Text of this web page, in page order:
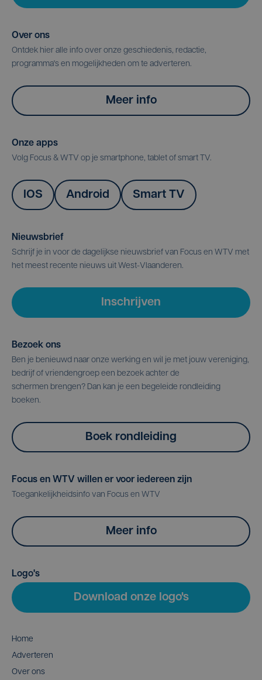
Over ons
Ontdek hier alle info over onze geschiedenis, redactie,
programma's en mogelijkheden om te adverteren.
Meer info
Onze apps
Volg Focus & WTV op je smartphone, tablet of smart TV.
IOS Android Smart TV
Nieuwsbrief
Schrijf je in voor de dagelijkse nieuwsbrief van Focus en WTV met
het meest recente nieuws uit West-Vlaanderen.
Inschrijven
Bezoek ons
Ben je benieuwd naar onze werking en wil je met jouw vereniging,
bedrijf of vriendengroep een bezoek achter de
schermen brengen? Dan kan je een begeleide rondleiding
boeken.
Boek rondleiding
Focus en WTV willen er voor iedereen zijn
Toegankelijkheidsinfo van Focus en WTV
Meer info
Logo's
Download onze logo's
Home
Adverteren
Over ons